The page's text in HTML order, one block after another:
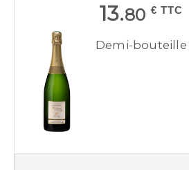
13.80 € TTC
Demi-bouteille